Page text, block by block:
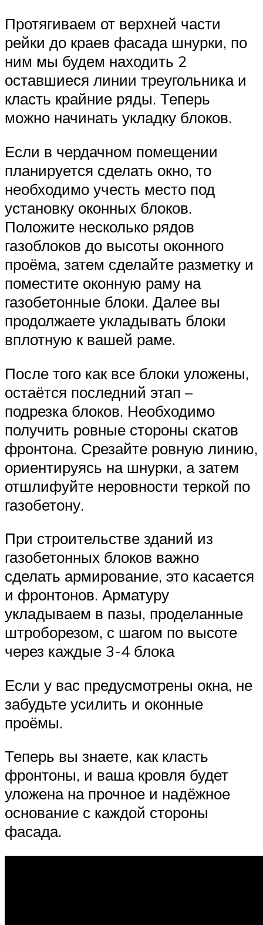
Протягиваем от верхней части
рейки до краев фасада шнурки, по
ним мы будем находить 2
оставшиеся линии треугольника и
класть крайние ряды. Теперь
можно начинать укладку блоков.
Если в чердачном помещении
планируется сделать окно, то
необходимо учесть место под
установку оконных блоков.
Положите несколько рядов
газоблоков до высоты оконного
проёма, затем сделайте разметку и
поместите оконную раму на
газобетонные блоки. Далее вы
продолжаете укладывать блоки
вплотную к вашей раме.
После того как все блоки уложены,
остаётся последний этап –
подрезка блоков. Необходимо
получить ровные стороны скатов
фронтона. Срезайте ровную линию,
ориентируясь на шнурки, а затем
отшлифуйте неровности теркой по
газобетону.
При строительстве зданий из
газобетонных блоков важно
сделать армирование, это касается
и фронтонов. Арматуру
укладываем в пазы, проделанные
штроборезом, с шагом по высоте
через каждые 3-4 блока
Если у вас предусмотрены окна, не
забудьте усилить и оконные
проёмы.
Теперь вы знаете, как класть
фронтоны, и ваша кровля будет
уложена на прочное и надёжное
основание с каждой стороны
фасада.